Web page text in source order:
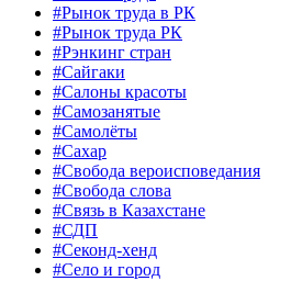
#Рынок труда в РК
#Рынок труда РК
#Рэнкинг стран
#Сайгаки
#Салоны красоты
#Самозанятые
#Самолёты
#Сахар
#Свобода вероисповедания
#Свобода слова
#Связь в Казахстане
#СДП
#Секонд-хенд
#Село и город